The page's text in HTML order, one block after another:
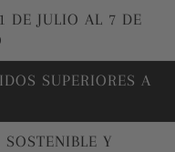
DE JULIO AL 7 DE
SUPERIORES A
Y